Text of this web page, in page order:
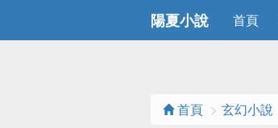
陽夏小說 首頁
首頁 玄幻小說